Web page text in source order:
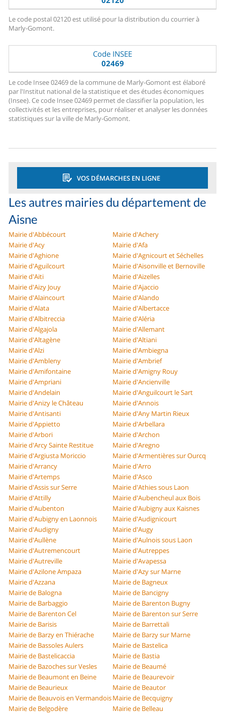
Le code postal 02120 est utilisé pour la distribution du courrier à
Marly-Gomont.
Code INSEE
02469
Le code Insee 02469 de la commune de Marly-Gomont est élaboré
par l'Institut national de la statistique et des études économiques
(Insee). Ce code Insee 02469 permet de classifier la population, les
collectivités et les entreprises, pour réaliser et analyser les données
statistiques sur la ville de Marly-Gomont.
VOS DÉMARCHES EN LIGNE
Les autres mairies du département de
Aisne
Mairie d'Abbécourt
Mairie d'Achery
Mairie d'Acy
Mairie d'Afa
Mairie d'Aghione
Mairie d'Agnicourt et Séchelles
Mairie d'Aguilcourt
Mairie d'Aisonville et Bernoville
Mairie d'Aiti
Mairie d'Aizelles
Mairie d'Aizy Jouy
Mairie d'Ajaccio
Mairie d'Alaincourt
Mairie d'Alando
Mairie d'Alata
Mairie d'Albertacce
Mairie d'Albitreccia
Mairie d'Aléria
Mairie d'Algajola
Mairie d'Allemant
Mairie d'Altagène
Mairie d'Altiani
Mairie d'Alzi
Mairie d'Ambiegna
Mairie d'Ambleny
Mairie d'Ambrief
Mairie d'Amifontaine
Mairie d'Amigny Rouy
Mairie d'Ampriani
Mairie d'Ancienville
Mairie d'Andelain
Mairie d'Anguilcourt le Sart
Mairie d'Anizy le Château
Mairie d'Annois
Mairie d'Antisanti
Mairie d'Any Martin Rieux
Mairie d'Appietto
Mairie d'Arbellara
Mairie d'Arbori
Mairie d'Archon
Mairie d'Arcy Sainte Restitue
Mairie d'Aregno
Mairie d'Argiusta Moriccio
Mairie d'Armentières sur Ourcq
Mairie d'Arrancy
Mairie d'Arro
Mairie d'Artemps
Mairie d'Asco
Mairie d'Assis sur Serre
Mairie d'Athies sous Laon
Mairie d'Attilly
Mairie d'Aubencheul aux Bois
Mairie d'Aubenton
Mairie d'Aubigny aux Kaisnes
Mairie d'Aubigny en Laonnois
Mairie d'Audignicourt
Mairie d'Audigny
Mairie d'Augy
Mairie d'Aullène
Mairie d'Aulnois sous Laon
Mairie d'Autremencourt
Mairie d'Autreppes
Mairie d'Autreville
Mairie d'Avapessa
Mairie d'Azilone Ampaza
Mairie d'Azy sur Marne
Mairie d'Azzana
Mairie de Bagneux
Mairie de Balogna
Mairie de Bancigny
Mairie de Barbaggio
Mairie de Barenton Bugny
Mairie de Barenton Cel
Mairie de Barenton sur Serre
Mairie de Barisis
Mairie de Barrettali
Mairie de Barzy en Thiérache
Mairie de Barzy sur Marne
Mairie de Bassoles Aulers
Mairie de Bastelica
Mairie de Bastelicaccia
Mairie de Bastia
Mairie de Bazoches sur Vesles
Mairie de Beaumé
Mairie de Beaumont en Beine
Mairie de Beaurevoir
Mairie de Beaurieux
Mairie de Beautor
Mairie de Beauvois en VermandoisMairie de Becquigny
Mairie de Belgodère
Mairie de Belleau